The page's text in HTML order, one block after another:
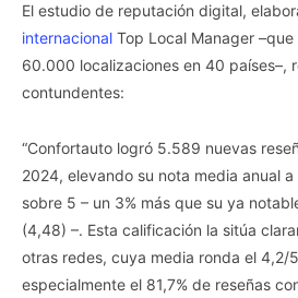
El estudio de reputación digital,
internacional Top Local Manager
60.000 localizaciones en 40 países–,
contundentes:
“Confortauto logró 5.589 nuevas
2024, elevando su nota media anual
sobre 5 – un 3% más que su ya
(4,48) –. Esta calificación la sitúa
otras redes, cuya media ronda el 4,2/
especialmente el 81,7% de reseñas